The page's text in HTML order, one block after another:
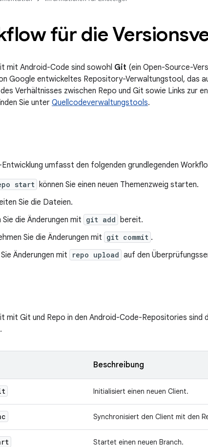
für die
mit Android-Code sind sowohl Git (ein Open-Source-
Google entwickeltes Repository-Verwaltungstool, das
Verhältnisses zwischen Repo und Git sowie Links zur
Sie unterQuellcodeverwaltungstools.
umfasst den folgenden grundlegenden
start können Sie einen neuen Themenzweig starten.
Sie die Dateien.
Sie die Änderungen mit git add bereit.
Sie die Änderungen mit git commit .
Änderungen mit
repo upload auf den
mit Git und Repo in den Android-Code-Repositories sind
Beschreibung
Initialisiert einen neuen Client.
Synchronisiert den Client mit den
Startet einen neuen Branch.